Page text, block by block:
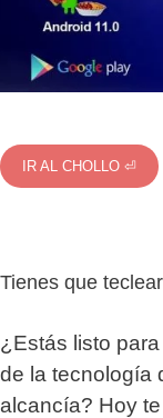
IR AL CHOLLO ⏎
Tienes que
¿Estás listo
de la tecnología
alcancía? Hoy